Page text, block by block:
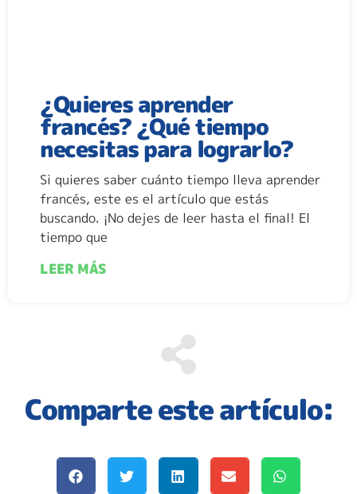
¿Quieres aprender
francés? ¿Qué tiempo
necesitas para lograrlo?
Si quieres saber cuánto tiempo lleva aprender
francés, este es el artículo que estás
buscando. ¡No dejes de leer hasta el final! El
tiempo que
LEER MÁS
Comparte este artículo: